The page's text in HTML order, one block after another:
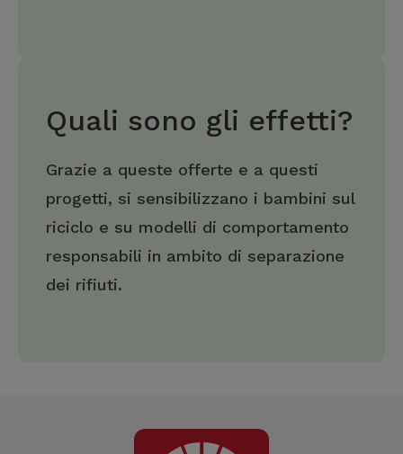
Quali sono gli effetti?
Grazie a queste offerte e a questi
progetti, si sensibilizzano i bambini sul
riciclo e su modelli di comportamento
responsabili in ambito di separazione
dei rifiuti.